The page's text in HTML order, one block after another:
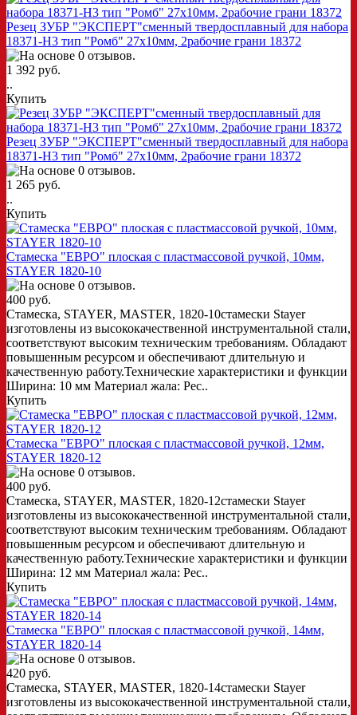
Резец ЗУБР "ЭКСПЕРТ"сменный твердосплавный для набора
18371-H3 тип "Ромб" 27х10мм, 2рабочие грани 18372
1 392 руб.
..
Купить
Резец ЗУБР "ЭКСПЕРТ"сменный твердосплавный для набора
18371-H3 тип "Ромб" 27х10мм, 2рабочие грани 18372
1 265 руб.
..
Купить
Стамеска "ЕВРО" плоская с пластмассовой ручкой, 10мм,
STAYER 1820-10
400 руб.
Стамеска, STAYER, MASTER, 1820-10стамески Stayer
изготовлены из высококачественной инструментальной стали,
соответствуют высоким техническим требованиям. Обладают
повышенным ресурсом и обеспечивают длительную и
качественную работу.Технические характеристики и функции
Ширина: 10 мм Материал жала: Рес..
Купить
Стамеска "ЕВРО" плоская с пластмассовой ручкой, 12мм,
STAYER 1820-12
400 руб.
Стамеска, STAYER, MASTER, 1820-12стамески Stayer
изготовлены из высококачественной инструментальной стали,
соответствуют высоким техническим требованиям. Обладают
повышенным ресурсом и обеспечивают длительную и
качественную работу.Технические характеристики и функции
Ширина: 12 мм Материал жала: Рес..
Купить
Стамеска "ЕВРО" плоская с пластмассовой ручкой, 14мм,
STAYER 1820-14
420 руб.
Стамеска, STAYER, MASTER, 1820-14стамески Stayer
изготовлены из высококачественной инструментальной стали,